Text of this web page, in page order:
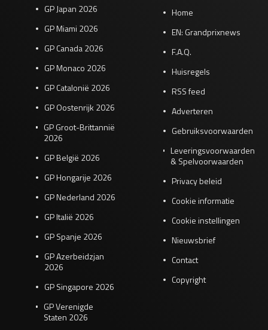
GP Japan 2026
GP Miami 2026
GP Canada 2026
GP Monaco 2026
GP Catalonië 2026
GP Oostenrijk 2026
GP Groot-Brittannië
2026
GP België 2026
GP Hongarije 2026
GP Nederland 2026
GP Italië 2026
GP Spanje 2026
GP Azerbeidzjan
2026
GP Singapore 2026
GP Verenigde
Staten 2026
Home
EN: Grandprixnews
F.A.Q.
Huisregels
RSS feed
Adverteren
Gebruiksvoorwaarden
Leveringsvoorwaarden
& Spelvoorwaarden
Privacy beleid
Cookie informatie
Cookie instellingen
Nieuwsbrief
Contact
Copyright